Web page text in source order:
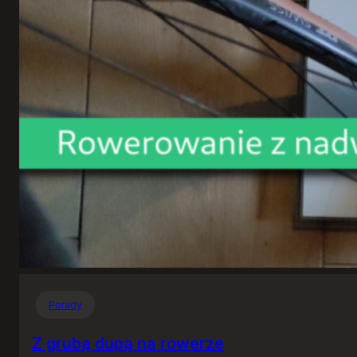
Porady
Z grubą dupą na rowerze